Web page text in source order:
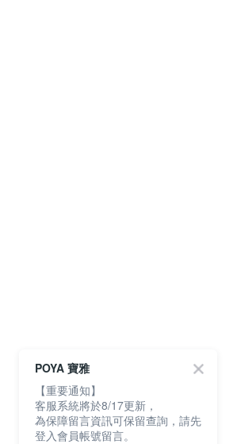
POYA 寶雅
【重要通知】
客服系統將於8/17更新，
為保障留言資訊可保留查詢，請先
登入會員帳號留言。